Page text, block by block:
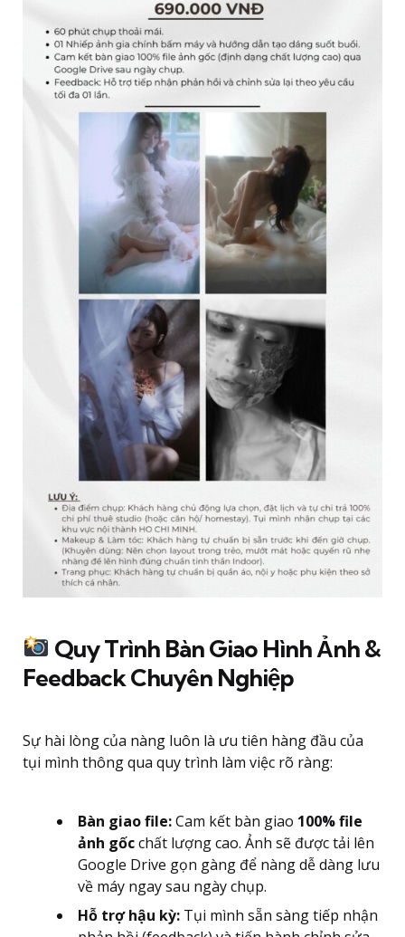
Quy Trình Bàn Giao Hình Ảnh &
Feedback Chuyên Nghiệp
Sự hài lòng của nàng luôn là ưu tiên hàng đầu của
tụi mình thông qua quy trình làm việc rõ ràng:
Bàn giao file:Cam kết bàn giao 100% file
ảnh gốcchất lượng cao. Ảnh sẽ được tải lên
Google Drive gọn gàng để nàng dễ dàng lưu
về máy ngay sau ngày chụp.
Hỗ trợ hậu kỳ: Tụi mình sẵn sàng tiếp nhận